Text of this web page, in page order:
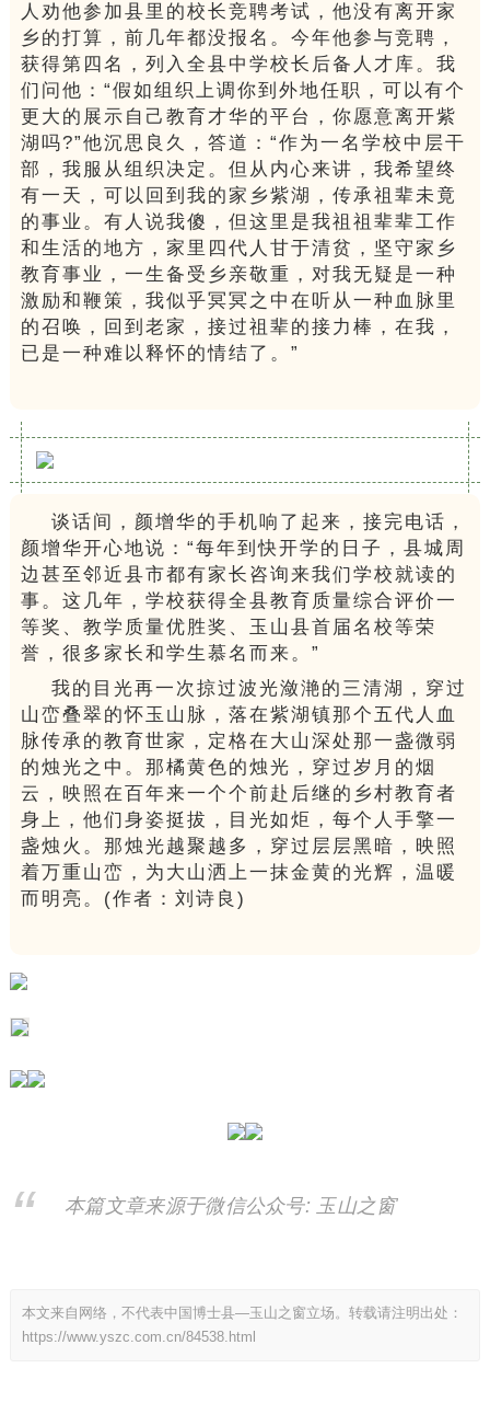
人劝他参加县里的校长竞聘考试，他没有离开家
乡的打算，前几年都没报名。今年他参与竞聘，
获得第四名，列入全县中学校长后备人才库。我
们问他：“假如组织上调你到外地任职，可以有个
更大的展示自己教育才华的平台，你愿意离开紫
湖吗?”他沉思良久，答道：“作为一名学校中层干
部，我服从组织决定。但从内心来讲，我希望终
有一天，可以回到我的家乡紫湖，传承祖辈未竟
的事业。有人说我傻，但这里是我祖祖辈辈工作
和生活的地方，家里四代人甘于清贫，坚守家乡
教育事业，一生备受乡亲敬重，对我无疑是一种
激励和鞭策，我似乎冥冥之中在听从一种血脉里
的召唤，回到老家，接过祖辈的接力棒，在我，
已是一种难以释怀的情结了。”
谈话间，颜增华的手机响了起来，接完电话，
颜增华开心地说：“每年到快开学的日子，县城周
边甚至邻近县市都有家长咨询来我们学校就读的
事。这几年，学校获得全县教育质量综合评价一
等奖、教学质量优胜奖、玉山县首届名校等荣
誉，很多家长和学生慕名而来。”
我的目光再一次掠过波光潋滟的三清湖，穿过
山峦叠翠的怀玉山脉，落在紫湖镇那个五代人血
脉传承的教育世家，定格在大山深处那一盏微弱
的烛光之中。那橘黄色的烛光，穿过岁月的烟
云，映照在百年来一个个前赴后继的乡村教育者
身上，他们身姿挺拔，目光如炬，每个人手擎一
盏烛火。那烛光越聚越多，穿过层层黑暗，映照
着万重山峦，为大山洒上一抹金黄的光辉，温暖
而明亮。(作者：刘诗良)
本篇文章来源于微信公众号: 玉山之窗
本文来自网络，不代表中国博士县—玉山之窗立场。转载请注明出处：
https://www.yszc.com.cn/84538.html